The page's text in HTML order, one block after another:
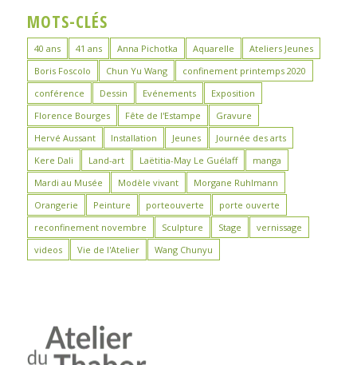
MOTS-CLÉS
40 ans 41 ans Anna Pichotka Aquarelle
Ateliers Jeunes
Boris Foscolo
Chun Yu Wang
confinement printemps 2020
conférence
Dessin Evénements
Exposition
Florence Bourges
Fête de l'Estampe
Gravure
Hervé Aussant
Installation Jeunes
Journée des arts
Kere Dali
Land-art Laëtitia-May Le Guélaff
manga
Mardi au Musée
Modèle vivant
Morgane Ruhlmann
Orangerie
Peinture porteouverte
porte ouverte
reconfinement novembre
Sculpture Stage
vernissage
videos
Vie de l'Atelier Wang Chunyu